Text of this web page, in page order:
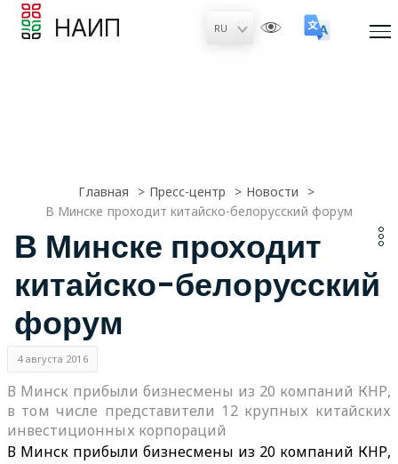
НАИП
Главная Пресс-центр
Новости
В Минске проходит китайско-белорусский форум
В Минске проходит
китайско-белорусский
форум
4 августа 2016
В Минск прибыли бизнесмены из 20 компаний КНР,
в том числе представители 12 крупных китайских
инвестиционных корпораций
В Минск прибыли бизнесмены из 20 компаний КНР,